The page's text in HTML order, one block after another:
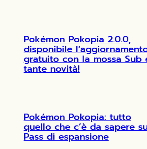
Pokémon Pokopia 2.0.0,
disponibile
gratuito con la mossa Sub
tante novità!
Pokémon Pokopia: tutto
quello che c’è da sapere
Pass di espansione